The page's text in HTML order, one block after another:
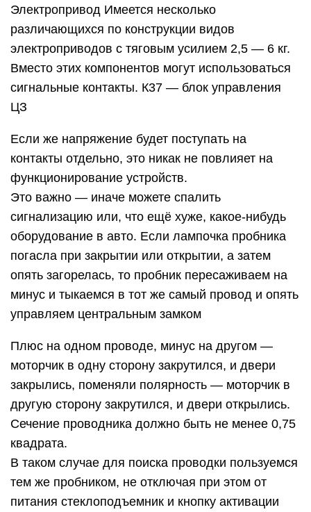
Электропривод Имеется несколько
различающихся по конструкции видов
электроприводов с тяговым усилием 2,5 — 6 кг.
Вместо этих компонентов могут использоваться
сигнальные контакты. К37 — блок управления
ЦЗ
Если же напряжение будет поступать на
контакты отдельно, это никак не повлияет на
функционирование устройств.
Это важно — иначе можете спалить
сигнализацию или, что ещё хуже, какое-нибудь
оборудование в авто. Если лампочка пробника
погасла при закрытии или открытии, а затем
опять загорелась, то пробник пересаживаем на
минус и тыкаемся в тот же самый провод и опять
управляем центральным замком
Плюс на одном проводе, минус на другом —
моторчик в одну сторону закрутился, и двери
закрылись, поменяли полярность — моторчик в
другую сторону закрутился, и двери открылись.
Сечение проводника должно быть не менее 0,75
квадрата.
В таком случае для поиска проводки пользуемся
тем же пробником, не отключая при этом от
питания стеклоподъемник и кнопку активации